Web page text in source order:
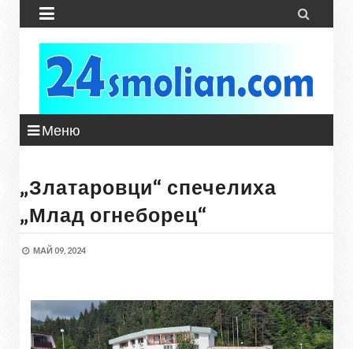
 
Меню
„Златаровци“ спечелиха
„Млад огнеборец“
МАЙ 09, 2024